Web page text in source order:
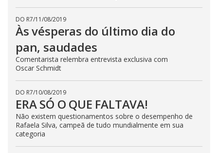
DO R7/11/08/2019
Às vésperas do último dia do
pan, saudades
Comentarista relembra entrevista exclusiva com
Oscar Schmidt
DO R7/10/08/2019
ERA SÓ O QUE FALTAVA!
Não existem questionamentos sobre o desempenho de
Rafaela Silva, campeã de tudo mundialmente em sua
categoria